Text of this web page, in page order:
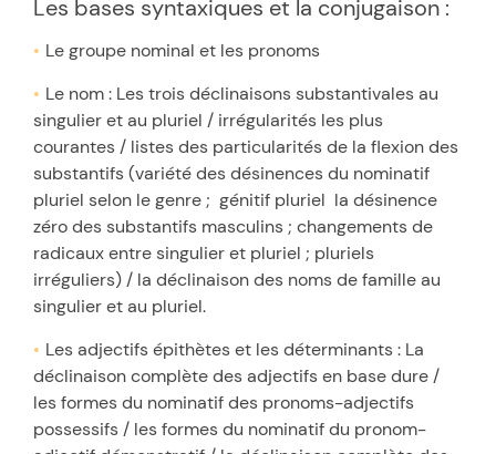
Les bases syntaxiques et la conjugaison :
Le groupe nominal et les pronoms
Le nom : Les trois déclinaisons substantivales au
singulier et au pluriel / irrégularités les plus
courantes / listes des particularités de la flexion des
substantifs (variété des désinences du nominatif
pluriel selon le genre ; génitif pluriel la désinence
zéro des substantifs masculins ; changements de
radicaux entre singulier et pluriel ; pluriels
irréguliers) / la déclinaison des noms de famille au
singulier et au pluriel.
Les adjectifs épithètes et les déterminants : La
déclinaison complète des adjectifs en base dure /
les formes du nominatif des pronoms-adjectifs
possessifs / les formes du nominatif du pronom-